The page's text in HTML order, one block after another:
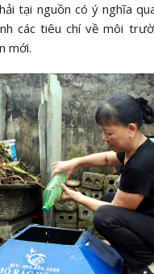
tại nguồn có ý nghĩa
các tiêu chí về môi
mới.